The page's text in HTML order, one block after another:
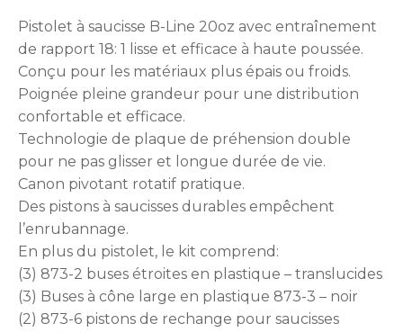
Pistolet à saucisse B-Line 20oz avec entraînement
de rapport 18: 1 lisse et efficace à haute poussée.
Conçu pour les matériaux plus épais ou froids.
Poignée pleine grandeur pour une distribution
confortable et efficace.
Technologie de plaque de préhension double
pour ne pas glisser et longue durée de vie.
Canon pivotant rotatif pratique.
Des pistons à saucisses durables empêchent
l’enrubannage.
En plus du pistolet, le kit comprend:
(3) 873-2 buses étroites en plastique – translucides
(3) Buses à cône large en plastique 873-3 – noir
(2) 873-6 pistons de rechange pour saucisses